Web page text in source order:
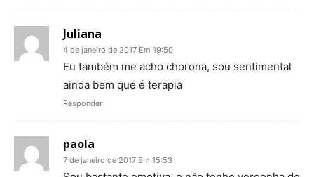
Juliana
4 de janeiro de 2017 Em 19:50
Eu também me acho chorona, sou sentimental
ainda bem que é terapia
Responder
paola
7 de janeiro de 2017 Em 15:53